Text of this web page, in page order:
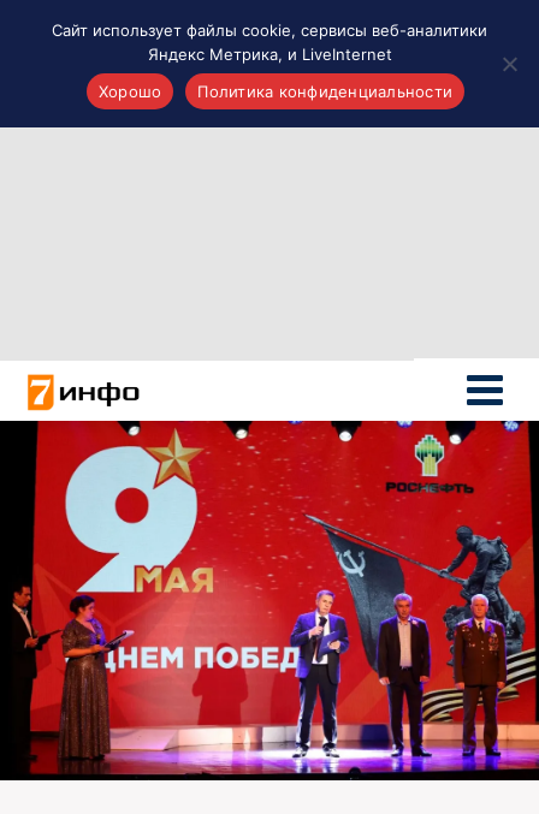
Новости России
Политика
Новости мира
Все материалы 7инфо
О НАС
ПОИСК ПО САЙТУ
Сайт использует файлы cookie, сервисы веб-аналитики
Яндекс Метрика, и LiveInternet
Хорошо
Политика конфиденциальности